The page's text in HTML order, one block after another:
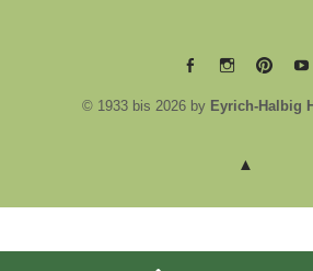
EYRICH-EYRICH-EYRICH-
© 1933 bis 2026 by Eyrich-Halbig